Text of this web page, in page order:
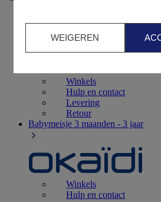
Geboorte0 - 12 maanden
Winkels
Hulp en contact
Levering
Retour
Babymeisje 3 maanden - 3 jaar
Winkels
Hulp en contact
WEIGEREN